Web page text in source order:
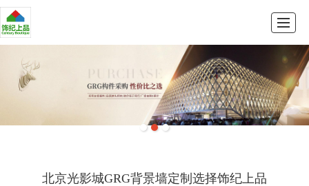
首页 新闻动态 公司介绍 联系我们
北京光影城GRG背景墙定制选择饰纪上品